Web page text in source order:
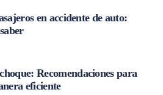
en accidente de auto:
Recomendaciones para
eficiente